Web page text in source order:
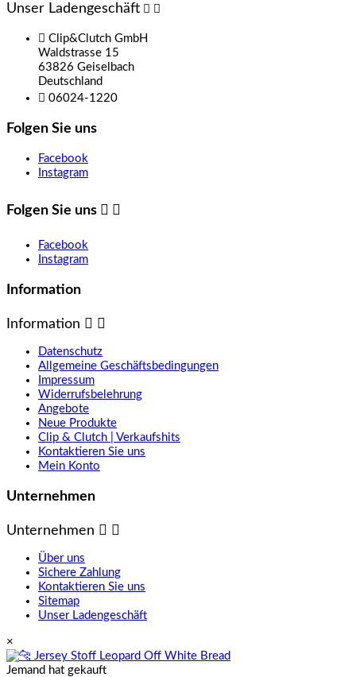
Unser Ladengeschäft
Clip&Clutch GmbH
Waldstrasse 15
63826 Geiselbach
Deutschland
06024-1220
Folgen Sie uns
Facebook
Instagram
Folgen Sie uns  
Facebook
Instagram
Information
Information  
Datenschutz
Allgemeine Geschäftsbedingungen
Impressum
Widerrufsbelehrung
Angebote
Neue Produkte
Clip & Clutch | Verkaufshits
Kontaktieren Sie uns
Mein Konto
Unternehmen
Unternehmen  
Über uns
Sichere Zahlung
Kontaktieren Sie uns
Sitemap
Unser Ladengeschäft
×
Jemand hat gekauft